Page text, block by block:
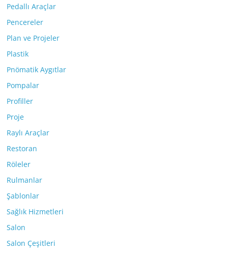
Pedallı Araçlar
Pencereler
Plan ve Projeler
Plastik
Pnömatik Aygıtlar
Pompalar
Profiller
Proje
Raylı Araçlar
Restoran
Röleler
Rulmanlar
Şablonlar
Sağlık Hizmetleri
Salon
Salon Çeşitleri